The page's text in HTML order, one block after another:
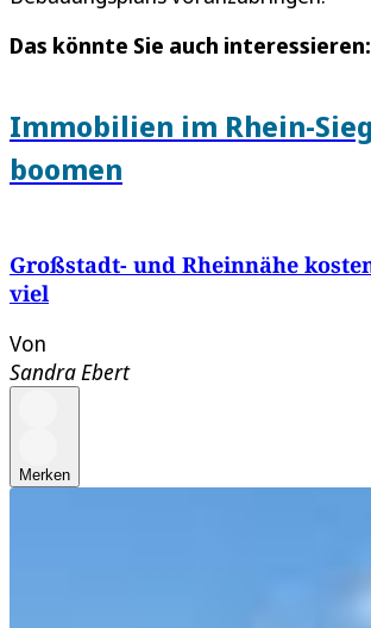
Das könnte Sie auch interessieren:
Immobilien im Rhein-
boomen
Großstadt- und Rheinnähe
viel
Von
Sandra Ebert
Merken